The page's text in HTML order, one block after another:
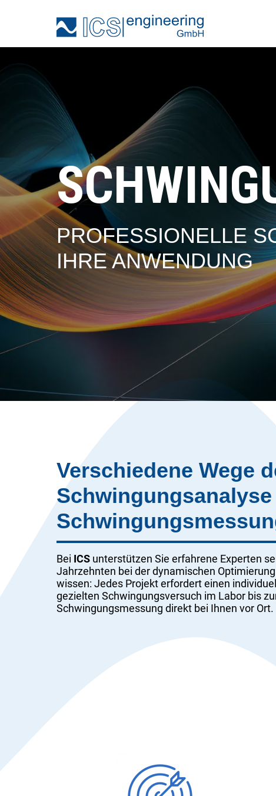
PROFESSIONELLE
IHRE ANWENDUNG
Verschiedene Wege
Bei ICS unterstützen Sie erfahrene Experten
Jahrzehnten bei der dynamischen
wissen: Jedes Projekt erfordert einen
gezielten Schwingungsversuch im Labor bis
Schwingungsmessung direkt bei Ihnen vor Ort.